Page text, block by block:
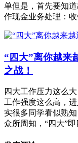
单但是，首先要知
作现金业务处理：
“四大”离你越来
之战！
四大工作压力这么
工作强度这么高，
实很多同学看似熟
众所周知，“四大”